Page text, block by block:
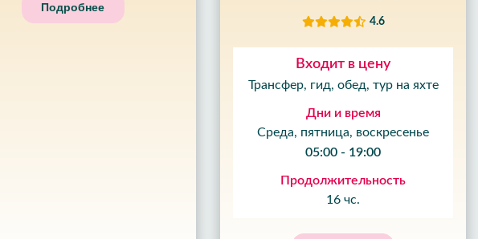
Подробнее
4.6
Входит в цену
Трансфер, гид, обед, тур на яхте
Дни и время
Среда, пятница, воскресенье
05:00 - 19:00
Продолжительность
16 чс.